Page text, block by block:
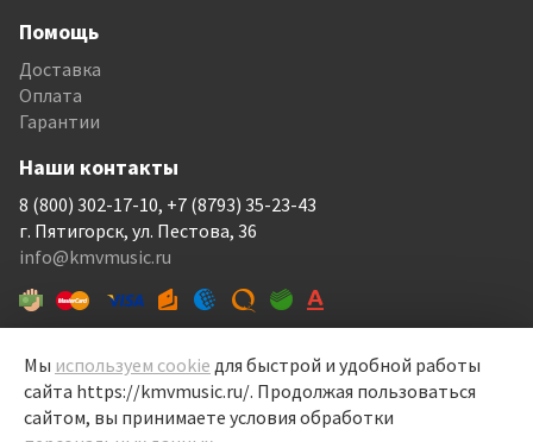
Помощь
Доставка
Оплата
Гарантии
Наши контакты
8 (800) 302-17-10, +7 (8793) 35-23-43
г. Пятигорск, ул. Пестова, 36
info@kmvmusic.ru
КМВ Мьюзик © 1999-2026
Перелицовка сайта —Рекламный контент, 2022
Мы используем cookie для быстрой и удобной работы
сайта https://kmvmusic.ru/. Продолжая пользоваться
сайтом, вы принимаете условия обработки